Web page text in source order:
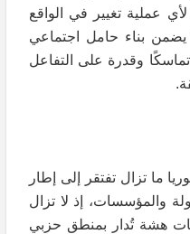
عملية تغيير في الواقع
يضمن بناء حامل اجتماعي
تماسكًا وقدرة على التفاعل
ما تزال تفتقر إلى إطار
والمؤسسات، إذ لا تزال
هشة تُدار بمنطق حزبي